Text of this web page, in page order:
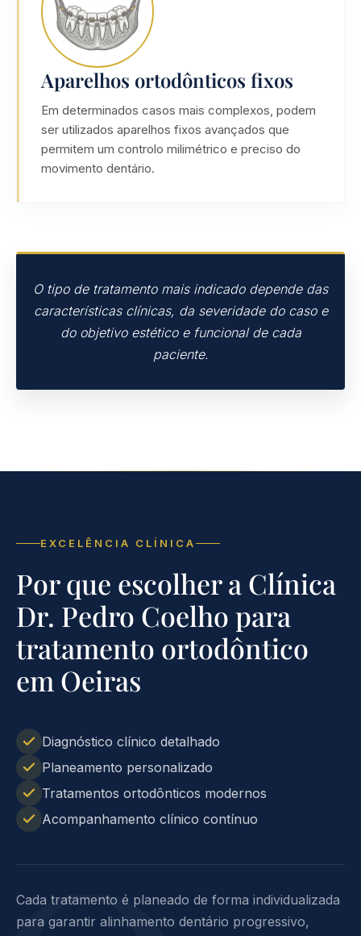
Aparelhos ortodônticos fixos
Em determinados casos mais complexos, podem
ser utilizados aparelhos fixos avançados que
permitem um controlo milimétrico e preciso do
movimento dentário.
O tipo de tratamento mais indicado depende das
características clínicas, da severidade do caso e
do objetivo estético e funcional de cada
paciente.
EXCELÊNCIA CLÍNICA
Por que escolher a Clínica
Dr. Pedro Coelho para
tratamento ortodôntico
em Oeiras
Diagnóstico clínico detalhado
Planeamento personalizado
Tratamentos ortodônticos modernos
Acompanhamento clínico contínuo
Cada tratamento é planeado de forma individualizada
para garantir alinhamento dentário progressivo,